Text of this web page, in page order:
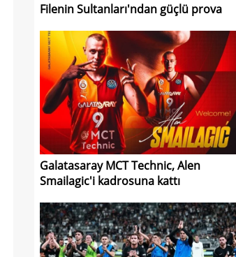
Filenin Sultanları'ndan güçlü prova
Galatasaray MCT Technic, Alen
Smailagic'i kadrosuna kattı